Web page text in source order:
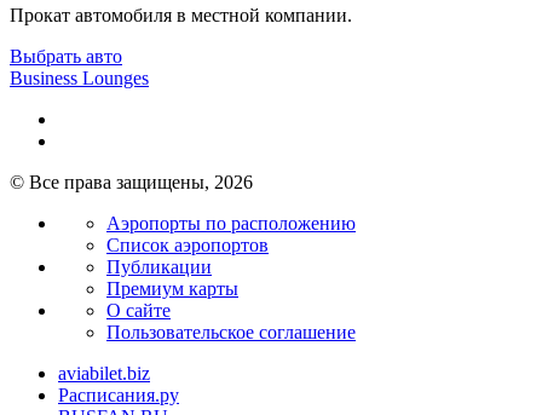
Прокат автомобиля в местной компании.
Выбрать авто
Business Lounges
© Все права защищены, 2026
Аэропорты по расположению
Список аэропортов
Публикации
Премиум карты
О сайте
Пользовательское соглашение
aviabilet.biz
Расписания.ру